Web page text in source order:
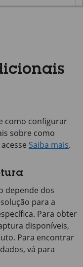
como configurar
sobre como
Saiba mais.
depende dos
para a
Para obter
disponíveis,
Para encontrar
vá para